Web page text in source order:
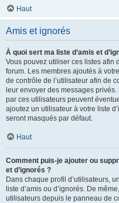
Haut
Amis et ignorés
À quoi sert ma liste d’amis et
Vous pouvez utiliser ces listes afin
forum. Les membres ajoutés à
de contrôle de l’utilisateur afin de
leur envoyer des messages
par ces utilisateurs peuvent
ajoutez un utilisateur à votre liste
seront masqués par défaut.
Haut
Comment puis-je ajouter ou
et d’ignorés ?
Dans chaque profil d’utilisateurs,
liste d’amis ou d’ignorés. De
utilisateurs depuis le panneau de